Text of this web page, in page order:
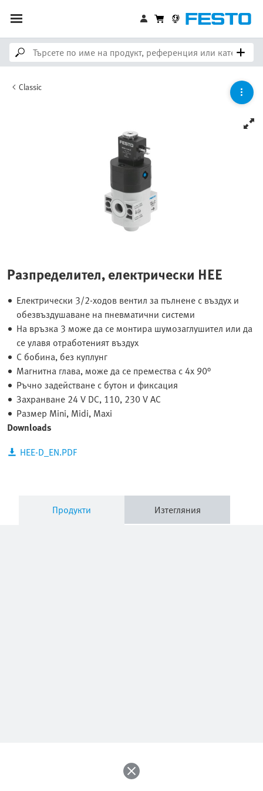
Classic
Разпределител, електрически HEE
Електрически 3/2-ходов вентил за пълнене с въздух и
обезвъздушаване на пневматични системи
На връзка 3 може да се монтира шумозаглушител или да
се улавя отработеният въздух
С бобина, без куплунг
Магнитна глава, може да се премества с 4x 90°
Ръчно задействане с бутон и фиксация
Захранване 24 V DC, 110, 230 V AC
Размер Mini, Midi, Maxi
Downloads
HEE-D_EN.PDF
Продукти Изтегляния